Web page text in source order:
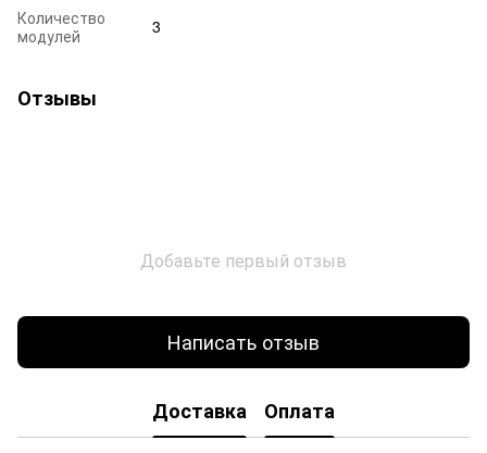
Количество
модулей
3
Отзывы
Добавьте первый отзыв
Написать отзыв
Доставка Оплата